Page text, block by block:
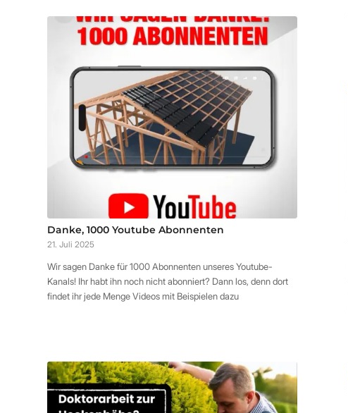
Danke, 1000 Youtube Abonnenten
21. Juli 2025
Wir sagen Danke für 1000 Abonnenten unseres Youtube-
Kanals! Ihr habt ihn noch nicht abonniert? Dann los, denn dort
findet ihr jede Menge Videos mit Beispielen dazu